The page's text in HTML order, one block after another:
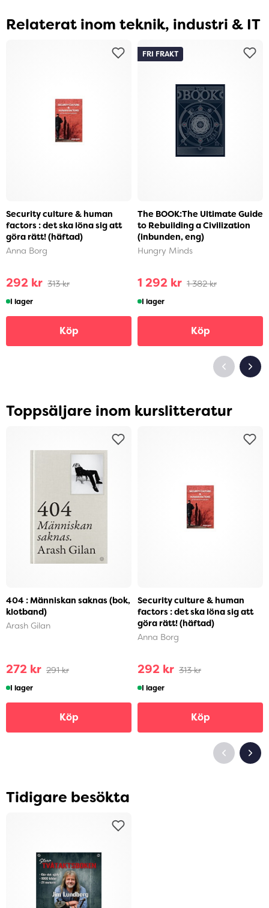
Relaterat inom teknik, industri & IT
Security culture & human
factors : det ska löna sig att
göra rätt! (häftad)
Anna Borg
292 kr 313 kr
I lager
Köp
The BOOK:The Ultimate Guide
to Rebuilding a Civilization
(inbunden, eng)
Hungry Minds
1 292 kr 1 382 kr
FRI FRAKT
I lager
Köp
Toppsäljare inom kurslitteratur
404 : Människan saknas (bok,
klotband)
Arash Gilan
272 kr 291 kr
I lager
Köp
Security culture & human
factors : det ska löna sig att
göra rätt! (häftad)
Anna Borg
292 kr 313 kr
I lager
Köp
Tidigare besökta